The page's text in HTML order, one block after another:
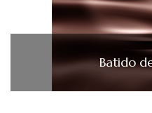
Batido